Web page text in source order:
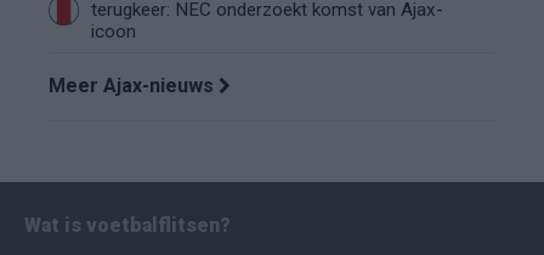
terugkeer: NEC onderzoekt komst van Ajax-
icoon
Meer Ajax-nieuws
Wat is voetbalflitsen?